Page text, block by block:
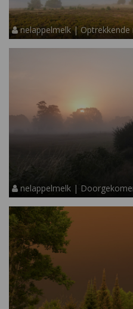
nelappelmelk |
nelappelmelk |